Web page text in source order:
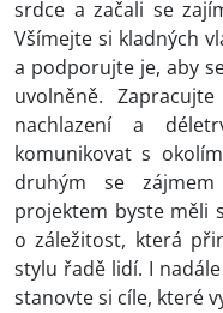
srdce a začali se
Všímejte si kladných
a podporujte je, aby
uvolněně.
nachlazení a
komunikovat s
druhým se
projektem byste měli
o záležitost, která
stylu řadě lidí. I
stanovte si cíle, které